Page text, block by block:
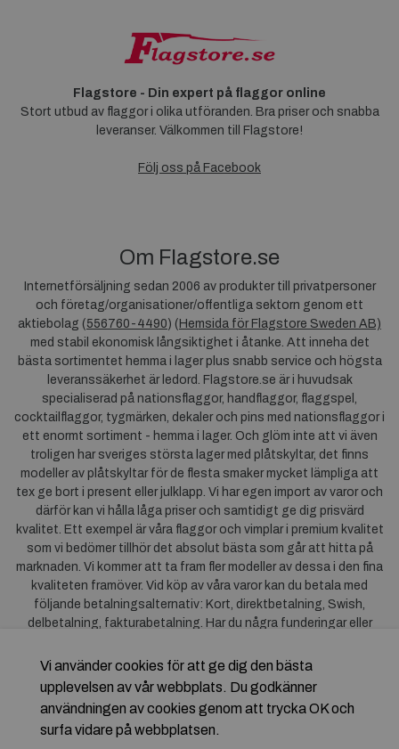
Flagstore - Din expert på flaggor online
Stort utbud av flaggor i olika utföranden. Bra priser och snabba
leveranser. Välkommen till Flagstore!
Följ oss på Facebook
Om Flagstore.se
Internetförsäljning sedan 2006 av produkter till privatpersoner
och företag/organisationer/offentliga sektorn genom ett
aktiebolag (556760-4490) ( Hemsida för Flagstore Sweden AB)
med stabil ekonomisk långsiktighet i åtanke. Att inneha det
bästa sortimentet hemma i lager plus snabb service och högsta
leveranssäkerhet är ledord. Flagstore.se är i huvudsak
specialiserad på nationsflaggor, handflaggor, flaggspel,
cocktailflaggor, tygmärken, dekaler och pins med nationsflaggor i
ett enormt sortiment - hemma i lager. Och glöm inte att vi även
troligen har sveriges största lager med plåtskyltar, det finns
modeller av plåtskyltar för de flesta smaker mycket lämpliga att
tex ge bort i present eller julklapp. Vi har egen import av varor och
därför kan vi hålla låga priser och samtidigt ge dig prisvärd
kvalitet. Ett exempel är våra flaggor och vimplar i premium kvalitet
som vi bedömer tillhör det absolut bästa som går att hitta på
marknaden. Vi kommer att ta fram fler modeller av dessa i den fina
kvaliteten framöver. Vid köp av våra varor kan du betala med
följande betalningsalternativ: Kort, direktbetalning, Swish,
delbetalning, fakturabetalning. Har du några funderingar eller
dig till oss. För frågor kring Klarna kan duklicka här
Vi använder cookies för att ge dig den bästa
upplevelsen av vår webbplats. Du godkänner
användningen av cookies genom att trycka OK och
surfa vidare på webbplatsen.